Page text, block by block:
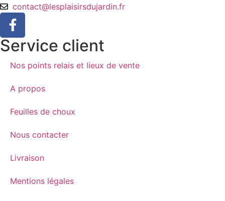
contact@lesplaisirsdujardin.fr
Service client
Nos points relais et lieux de vente
A propos
Feuilles de choux
Nous contacter
Livraison
Mentions légales